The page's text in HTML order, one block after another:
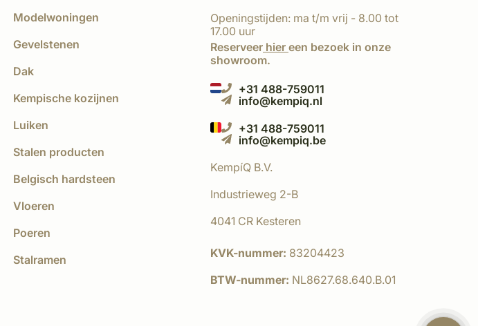
Modelwoningen
Gevelstenen
Dak
Kempische kozijnen
Luiken
Stalen producten
Belgisch hardsteen
Vloeren
Poeren
Stalramen
Openingstijden: ma t/m vrij - 8.00 tot
17.00 uur
Reserveer hier een bezoek in onze
showroom.
+31 488-759011
info@kempiq.nl
+31 488-759011
info@kempiq.be
KempíQ B.V.
Industrieweg 2-B
4041 CR Kesteren
KVK-nummer: 83204423
BTW-nummer: NL8627.68.640.B.01